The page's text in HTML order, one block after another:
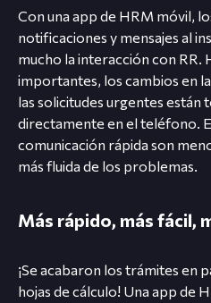
Con una app de HRM móvil,
notificaciones y mensajes al
mucho la interacción con RR.
importantes, los cambios en
las solicitudes urgentes están
directamente en el teléfono.
comunicación rápida son
más fluida de los problemas.
Más rápido, más fácil,
¡Se acabaron los trámites en
hojas de cálculo! Una app de